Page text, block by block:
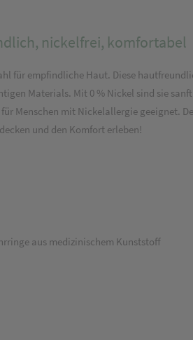
nickelfrei, komfortabel
für empfindliche Haut. Diese
Materials. Mit 0 % Nickel sind sie
Menschen mit Nickelallergie
und den Komfort erleben!
aus medizinischem Kunststoff